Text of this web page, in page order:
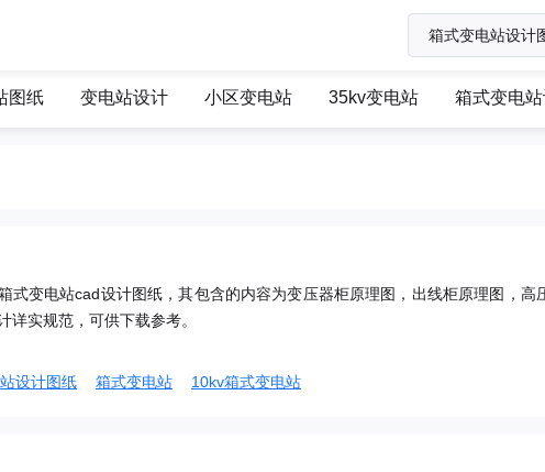
图纸 变电站设计 小区变电站 35kv变电站 箱式变电
式变电站cad设计图纸，其包含的内容为变压器柜原理图，出线柜原理图，高
详实规范，可供下载参考。
设计图纸 箱式变电站 10kv箱式变电站